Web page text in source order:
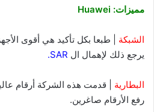
مميزات: Huawei
الشبكة | طبعا بكل تأكيد هي أقوى
يرجع ذلك لإهمال ال SAR
.
البطارية | قدمت هذه الشركة أرقام
رفع الأرقام صاغرين.